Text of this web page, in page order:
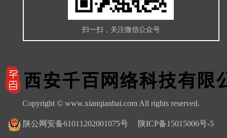
扫一扫，关注微信公众号
Copyright © www.xianqianbai.com All rights reserved.
陕公网安备61011202001075号 陕ICP备15015006号-5